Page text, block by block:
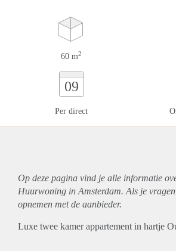
60 m2
09
Per direct
Op deze pagina vind je alle informatie
Huurwoning in Amsterdam. Als je
opnemen met de aanbieder.
Luxe twee kamer appartement in hartje